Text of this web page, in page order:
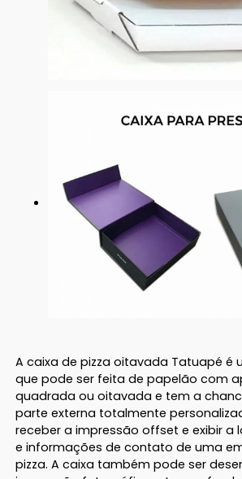
A caixa de pizza oitavada Tatuapé é
que pode ser feita de papelão com
quadrada ou oitavada e tem a
parte externa totalmente
receber a impressão offset e exibir a
e informações de contato de uma
pizza. A caixa também pode ser